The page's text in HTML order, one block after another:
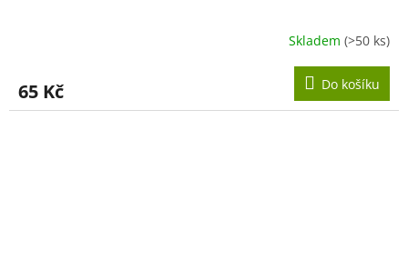
Skladem (>50 ks)
65 Kč Do košíku